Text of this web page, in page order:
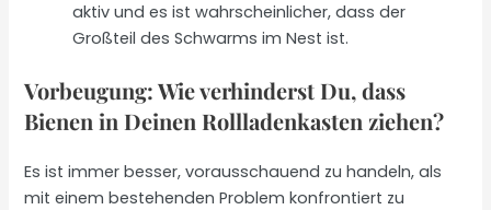
aktiv und es ist wahrscheinlicher, dass der
Großteil des Schwarms im Nest ist.
Vorbeugung: Wie verhinderst Du, dass
Bienen in Deinen Rollladenkasten ziehen?
Es ist immer besser, vorausschauend zu handeln, als
mit einem bestehenden Problem konfrontiert zu